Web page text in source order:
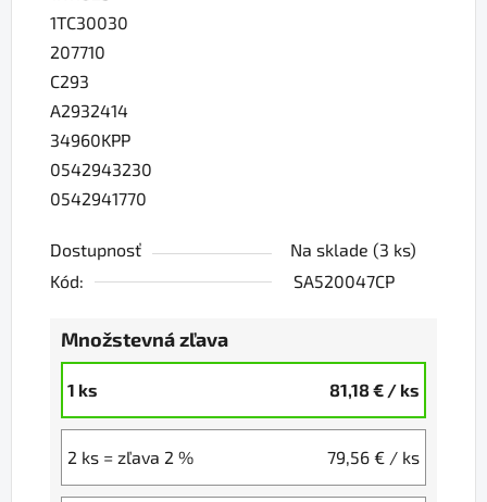
1TC30030
207710
C293
A2932414
34960KPP
0542943230
0542941770
Dostupnosť Na sklade (3 ks)
Kód:
SA520047CP
Množstevná zľava
1 ks 81,18 € / ks
2 ks = zľava 2 % 79,56 € / ks